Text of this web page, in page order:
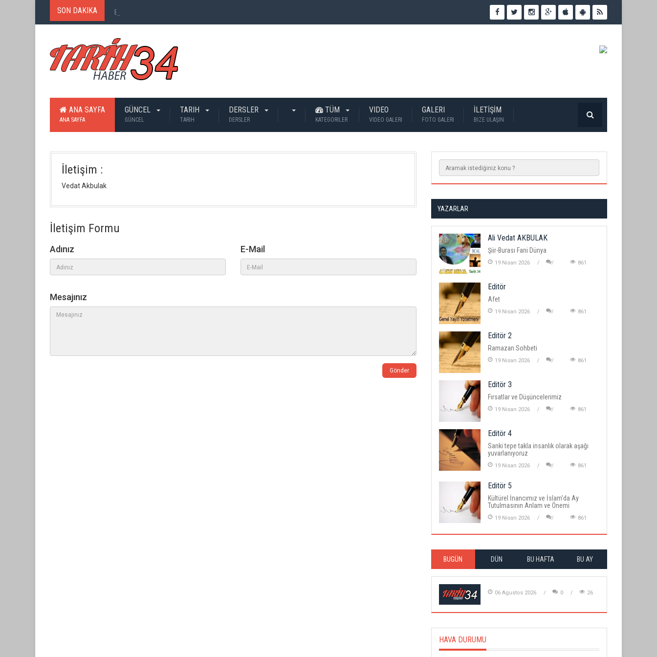
SON DAKIKA Birinci Dünya Savaşı`nda Ne Kadar İnsan Öldü?
ANA SAYFA
ANA SAYFA
GÜNCEL
GÜNCEL
TARIH
TARIH
DERSLER
DERSLER
TÜM
KATEGORILER
VIDEO
VIDEO GALERI
GALERI
FOTO GALERI
İLETİŞİM
BIZE ULAŞIN
İletişim :
Vedat Akbulak
İletişim Formu
Adınız E-Mail
Mesajınız
Gönder
YAZARLAR
Ali Vedat AKBULAK
Şiir-Burası Fani Dünya
19 Nisan 2026 861
Editör
Afet
19 Nisan 2026 861
Editör 2
Ramazan Sohbeti
19 Nisan 2026 861
Editör 3
Fırsatlar ve Düşüncelerimiz
19 Nisan 2026 861
Editör 4
Sanki tepe takla insanlık olarak aşağı
yuvarlanıyoruz
19 Nisan 2026 861
Editör 5
Kültürel İnancımız ve İslam'da Ay
Tutulmasının Anlam ve Önemi
19 Nisan 2026 861
BUGÜN DÜN BU HAFTA BU AY
06 Agustos 2026 0 26
HAVA DURUMU